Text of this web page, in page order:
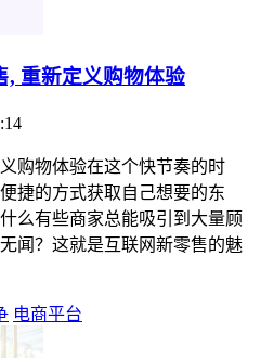
, 重新定义购物体验
购物体验在这个快节奏的时
捷的方式获取自己想要的东
么有些商家总能吸引到大量顾
闻？这就是互联网新零售的魅
电商平台